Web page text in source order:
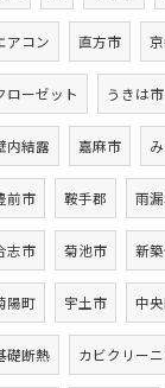
アコン 直方市
ローゼット うきは市
内結露 嘉麻市
前市 鞍手郡 雨
志市 菊池市 新
陽町 宇土市 中
礎断熱 カビクリー